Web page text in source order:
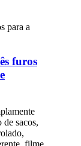
furos
sacos,
filme